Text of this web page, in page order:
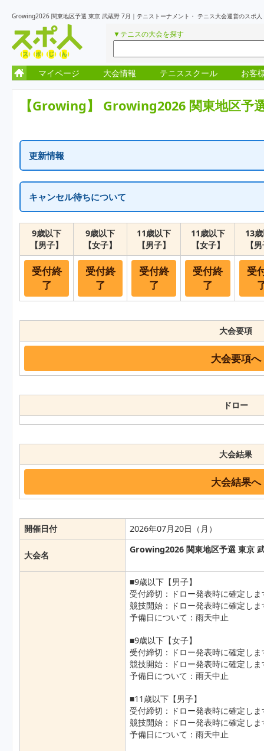
Growing2026 関東地区予選 東京 武蔵野 7月｜テニストーナメント・ テニス大会運営のスポ人
▼テニスの大会を探す
マイページ 大会情報 テニススクール お客
【Growing】 Growing2026 関東地区予
更新情報
キャンセル待ちについて
繰り上がりがでた場合に、随時受付が再開となります。
9歳以下
【男子】
9歳以下
【女子】
11歳以下
【男子】
11歳以下
【女子】
13
【
受付終
了
受付終
了
受付終
了
受付終
了
受
大会要項
大会要項へ
ドロー
大会結果
大会結果へ
開催日付 2026年07月20日（月）
大会名
Growing2026 関東地区予選 東京
■9歳以下【男子】
受付締切：ドロー発表時に確定し
競技開始：ドロー発表時に確定し
予備日について：雨天中止
■9歳以下【女子】
受付締切：ドロー発表時に確定し
競技開始：ドロー発表時に確定し
予備日について：雨天中止
■11歳以下【男子】
受付締切：ドロー発表時に確定し
競技開始：ドロー発表時に確定し
予備日について：雨天中止